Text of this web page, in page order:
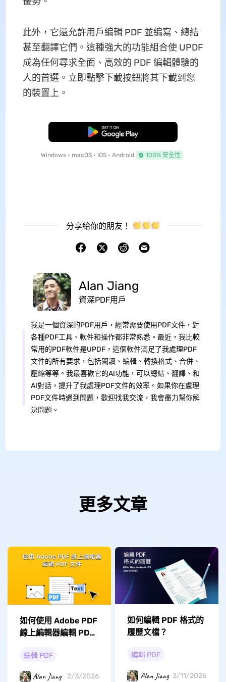
此外，它還允許用戶編輯 PDF 並編寫、總結
甚至翻譯它們。這種強大的功能組合使 UPDF
成為任何尋求全面、高效的 PDF 編輯體驗的
人的首選。立即點擊下載按鈕將其下載到您
的裝置上。
免費下載
Windows • macOS • iOS • Android 100% 安全性
分享給你的朋友！
Alan Jiang
資深PDF用戶
我是一個資深的PDF用戶，經常需要使用PDF文件，對
各種PDF工具、軟件和操作都非常熟悉。最近，我比較
常用的PDF軟件是UPDF，這個軟件滿足了我處理PDF
文件的所有要求，包括閱讀、編輯、轉換格式、合併、
壓縮等等。我最喜歡它的AI功能，可以總結、翻譯、和
AI對話，提升了我處理PDF文件的效率。如果你在處理
PDF文件時遇到問題，歡迎找我交流，我會盡力幫你解
決問題。
更多文章
如何使用 Adobe PDF
線上編輯器編輯 PDF
編輯 PDF
Alan Jiang 2/3/2026
如何編輯 PDF 格式的
履歷文檔？
編輯 PDF
Alan Jiang 3/11/2026